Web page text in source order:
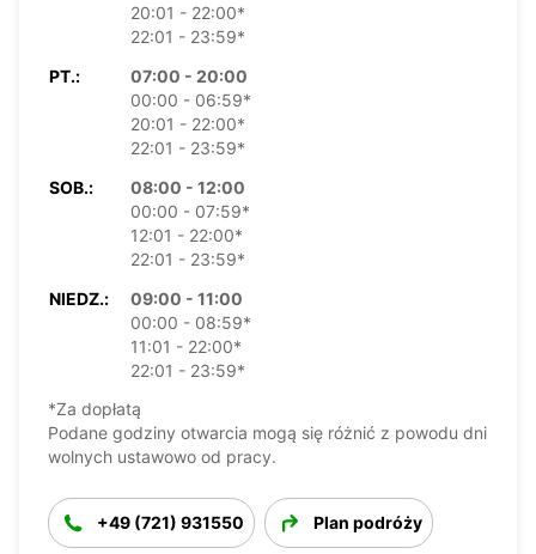
20:01 - 22:00*
22:01 - 23:59*
PT.:
07:00 - 20:00
00:00 - 06:59*
20:01 - 22:00*
22:01 - 23:59*
SOB.:
08:00 - 12:00
00:00 - 07:59*
12:01 - 22:00*
22:01 - 23:59*
NIEDZ.:
09:00 - 11:00
00:00 - 08:59*
11:01 - 22:00*
22:01 - 23:59*
*Za dopłatą
Podane godziny otwarcia mogą się różnić z powodu dni
wolnych ustawowo od pracy.
+49 (721) 931550 Plan podróży